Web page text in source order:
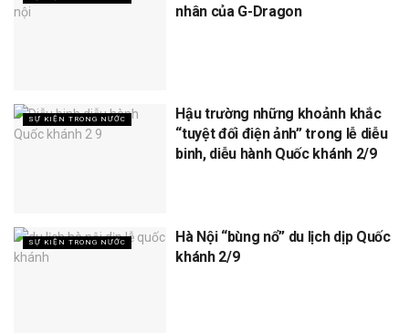
nhân của G-Dragon
SỰ KIỆN TRONG NƯỚC
Hậu trường những khoảnh khắc
“tuyệt đối điện ảnh” trong lễ diễu
binh, diễu hành Quốc khánh 2/9
SỰ KIỆN TRONG NƯỚC
Hà Nội “bùng nổ” du lịch dịp Quốc
khánh 2/9